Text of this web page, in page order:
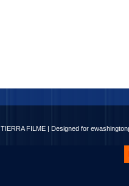
TIERRA FILME | Designed for